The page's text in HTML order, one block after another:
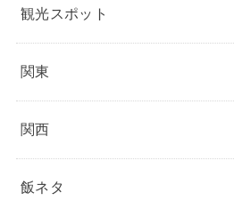
観光スポット
関東
関西
飯ネタ